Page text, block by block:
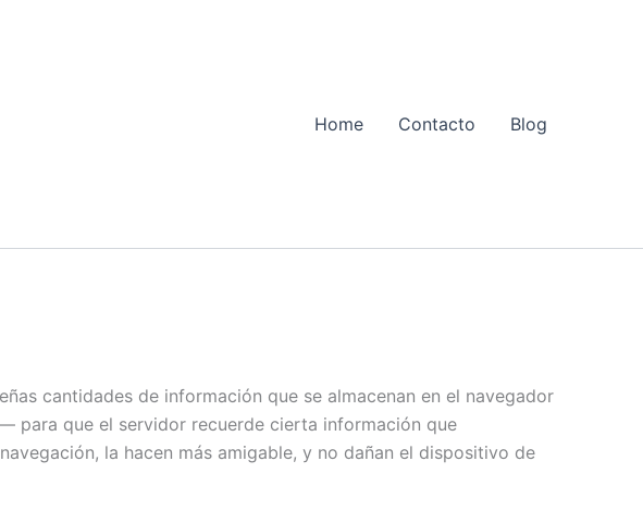
Home Contacto Blog
cantidades de información que se almacenan en el navegador
para que el servidor recuerde cierta información que
la hacen más amigable, y no dañan el dispositivo de